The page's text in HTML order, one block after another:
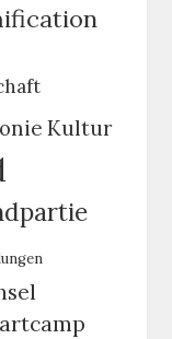
Kultur